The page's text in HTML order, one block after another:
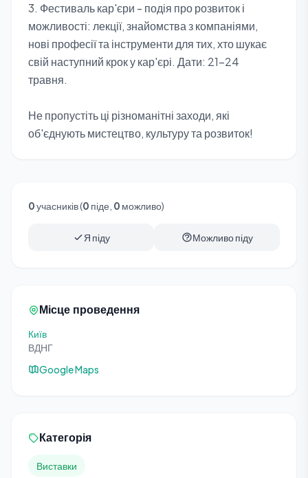
3. Фестиваль кар'єри - подія про розвиток і
можливості: лекції, знайомства з компаніями,
нові професії та інструменти для тих, хто шукає
свій наступний крок у кар'єрі. Дати: 21–24
травня.
Не пропустіть ці різноманітні заходи, які
об'єднують мистецтво, культуру та розвиток!
0учасників (0 піде, 0 можливо)
Я піду Можливо піду
Місце проведення
Київ
ВДНГ
Google Maps
Категорія
Виставки